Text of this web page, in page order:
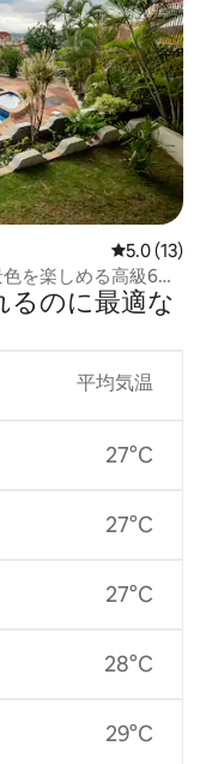
レビュー13
5.0 (13)
を楽しめる高級6ベ
るの⁠に最⁠適⁠な
平均気温
27°C
27°C
27°C
28°C
29°C